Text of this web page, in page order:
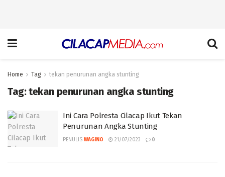
Home Tag tekan penurunan angka stunting
Tag:tekan penurunan angka stunting
Ini Cara Polresta Cilacap Ikut Tekan
Penurunan Angka Stunting
PENULIS WAGINO 21/07/2023 0